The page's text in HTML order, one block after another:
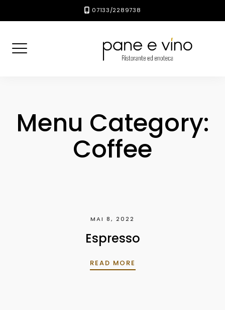
to
07133/2289738
Menu Category:
Coffee
MAI 8, 2022
Espresso
READ MORE